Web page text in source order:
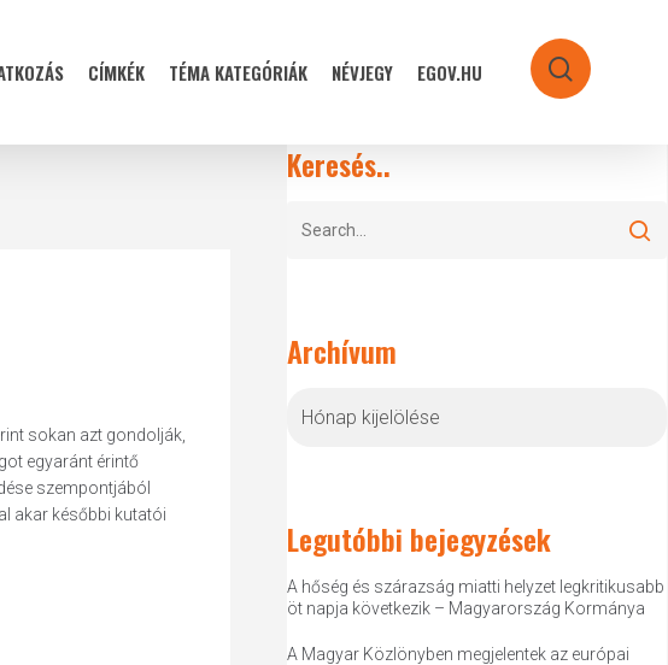
CÍMKÉK TÉMA KATEGÓRIÁK NÉVJEGY EGOV.HU search
sokan azt gondolják,
egyaránt érintő
szempontjából
akar későbbi kutatói
Keresés..
Archívum
Legutóbbi bejegyzések
A hőség és szárazság miatti helyzet legkritikusabb
öt napja következik – Magyarország Kormánya
A Magyar Közlönyben megjelentek az európai